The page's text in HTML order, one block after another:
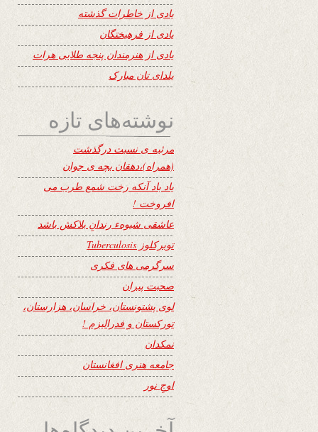
یادی از خاطرات گذشته
یادی از فرهیختگان
یادی از هنرمندان پنجه طلایی هرات
یلدای تان مبارک
نوشته‌های تازه
مرثیه ی نسبت درگذشت
(همراه)،دهقان بچه ی جوان
یاد باد آنکه رخت شمع طرب می
افروخت !
عاشقی شیوهء رندانِ بلاکش باشد
توبرکلوز Tuberculosis
سرگرمی های فکری
صحبت پیران
لوی پشتونستان، خراسان، هزارستان،
تورکستان و فدرالیزم !
نمکدان
جامعه هنری افغانستان
اوجِ نور